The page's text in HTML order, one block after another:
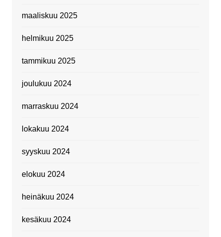
maaliskuu 2025
helmikuu 2025
tammikuu 2025
joulukuu 2024
marraskuu 2024
lokakuu 2024
syyskuu 2024
elokuu 2024
heinäkuu 2024
kesäkuu 2024